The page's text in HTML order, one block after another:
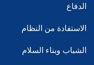
الدفاع
الاستفادة من النظام
الشباب وبناء السلام